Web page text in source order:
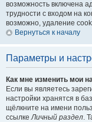
возможность включена
трудности с входом на
возможно, удаление
Вернуться к началу
Параметры и
Как мне изменить мои
Если вы являетесь
настройки хранятся в
щёлкните на имени
ссылкеЛичный раздел.